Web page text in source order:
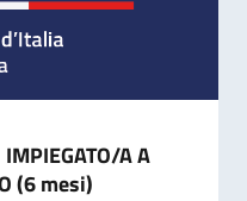
A A
(6 mesi)